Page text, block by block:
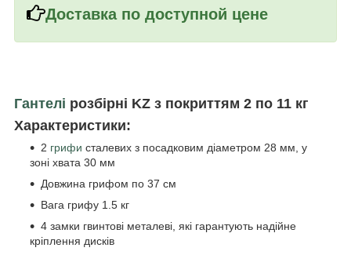
Доставка по доступной цене
Гантелі розбірні KZ з покриттям 2 по 11 кг
Характеристики:
2 грифи сталевих з посадковим діаметром 28 мм, у
зоні хвата 30 мм
Довжина грифом по 37 см
Вага грифу 1.5 кг
4 замки гвинтові металеві, які гарантують надійне
кріплення дисків